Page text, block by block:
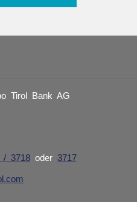
Tirol Bank AG
/ 3718 oder 3717